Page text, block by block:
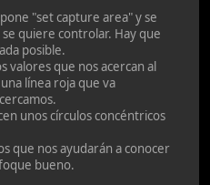
"set capture area" y se
quiere controlar. Hay que
posible.
valores que nos acercan al
línea roja que va
unos círculos concéntricos
que nos ayudarán a conocer
bueno.